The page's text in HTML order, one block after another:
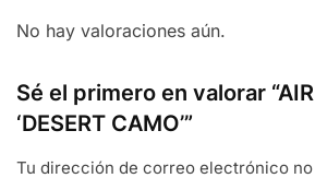
No hay valoraciones aún.
Sé el primero en valorar
‘DESERT CAMO’”
Tu dirección de correo electrónico no